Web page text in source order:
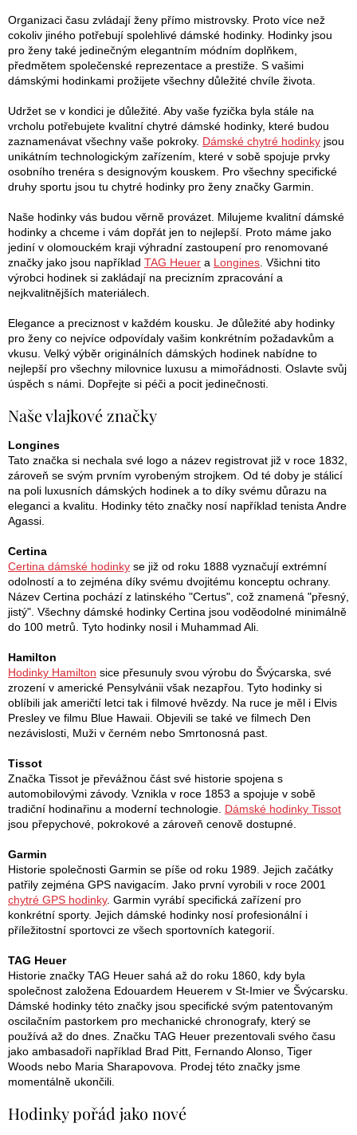
í
p
r
v
k
y
v
ý
p
i
s
u
k
o
v
n
í
Organizaci času zvládají ženy přímo mistrovsky. Proto více než
cokoliv jiného potřebují spolehlivé dámské hodinky. Hodinky jsou
pro ženy také jedinečným elegantním módním doplňkem,
předmětem společenské reprezentace a prestiže. S vašimi
dámskými hodinkami prožijete všechny důležité chvíle života.
Udržet se v kondici je důležité. Aby vaše fyzička byla stále na
vrcholu potřebujete kvalitní chytré dámské hodinky, které budou
zaznamenávat všechny vaše pokroky. Dámské chytré hodinky jsou
unikátním technologickým zařízením, které v sobě spojuje prvky
osobního trenéra s designovým kouskem. Pro všechny specifické
druhy sportu jsou tu chytré hodinky pro ženy značky Garmin.
Naše hodinky vás budou věrně provázet. Milujeme kvalitní dámské
hodinky a chceme i vám dopřát jen to nejlepší. Proto máme jako
jediní v olomouckém kraji výhradní zastoupení pro renomované
značky jako jsou například TAG Heuer a Longines . Všichni tito
výrobci hodinek si zakládají na precizním zpracování a
nejkvalitnějších materiálech.
Elegance a preciznost v každém kousku. Je důležité aby hodinky
pro ženy co nejvíce odpovídaly vašim konkrétním požadavkům a
vkusu. Velký výběr originálních dámských hodinek nabídne to
nejlepší pro všechny milovnice luxusu a mimořádnosti. Oslavte svůj
úspěch s námi. Dopřejte si péči a pocit jedinečnosti.
Naše vlajkové značky
Longines
Tato značka si nechala své logo a název registrovat již v roce 1832,
zároveň se svým prvním vyrobeným strojkem. Od té doby je stálicí
na poli luxusních dámských hodinek a to díky svému důrazu na
eleganci a kvalitu. Hodinky této značky nosí například tenista Andre
Agassi.
Certina
Certina dámské hodinky se již od roku 1888 vyznačují extrémní
odolností a to zejména díky svému dvojitému konceptu ochrany.
Název Certina pochází z latinského "Certus", což znamená "přesný,
jistý". Všechny dámské hodinky Certina jsou voděodolné minimálně
do 100 metrů. Tyto hodinky nosil i Muhammad Ali.
Hamilton
Hodinky Hamilton sice přesunuly svou výrobu do Švýcarska, své
zrození v americké Pensylvánii však nezapřou. Tyto hodinky si
oblíbili jak američtí letci tak i filmové hvězdy. Na ruce je měl i Elvis
Presley ve filmu Blue Hawaii. Objevili se také ve filmech Den
nezávislosti, Muži v černém nebo Smrtonosná past.
Tissot
Značka Tissot je převážnou část své historie spojena s
automobilovými závody. Vznikla v roce 1853 a spojuje v sobě
tradiční hodinařinu a moderní technologie. Dámské hodinky Tissot
jsou přepychové, pokrokové a zároveň cenově dostupné.
Garmin
Historie společnosti Garmin se píše od roku 1989. Jejich začátky
patřily zejména GPS navigacím. Jako první vyrobili v roce 2001
chytré GPS hodinky. Garmin vyrábí specifická zařízení pro
konkrétní sporty. Jejich dámské hodinky nosí profesionální i
příležitostní sportovci ze všech sportovních kategorií.
TAG Heuer
Historie značky TAG Heuer sahá až do roku 1860, kdy byla
společnost založena Edouardem Heuerem v St-Imier ve Švýcarsku.
Dámské hodinky této značky jsou specifické svým patentovaným
oscilačním pastorkem pro mechanické chronografy, který se
používá až do dnes. Značku TAG Heuer prezentovali svého času
jako ambasadoři například Brad Pitt, Fernando Alonso, Tiger
Woods nebo Maria Sharapovova. Prodej této značky jsme
momentálně ukončili.
Hodinky pořád jako nové